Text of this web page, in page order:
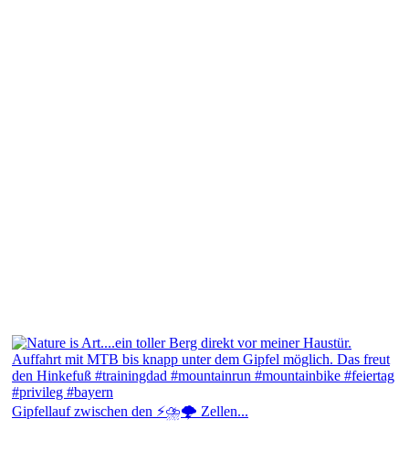
Gipfellauf zwischen den ⚡⛈️🌩️ Zellen...